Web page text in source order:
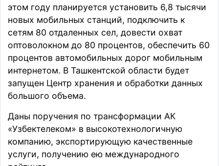
этом году планируется установить 6,8 тысячи
новых мобильных станций, подключить к
сетям 80 отдаленных сел, довести охват
оптоволокном до 80 процентов, обеспечить 60
процентов автомобильных дорог мобильным
интернетом. В Ташкентской области будет
запущен Центр хранения и обработки данных
большого объема.
Даны поручения по трансформации АК
«Узбектелеком» в высокотехнологичную
компанию, экспортирующую качественные
услуги, получению ею международного